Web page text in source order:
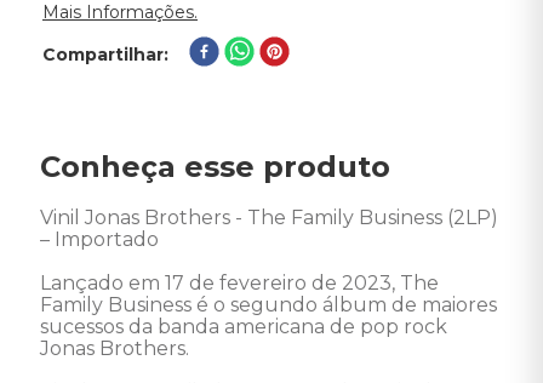
Mais Informações.
Compartilhar
Conheça esse produto
Vinil Jonas Brothers - The Family Business (2LP)
– Importado
Lançado em 17 de fevereiro de 2023, The
Family Business é o segundo álbum de maiores
sucessos da banda americana de pop rock
Jonas Brothers.